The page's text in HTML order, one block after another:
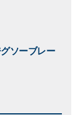
ソーブレー